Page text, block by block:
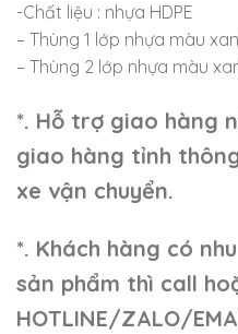
-Chất liệu : nhựa HDPE
– Thùng 1 lớp nhựa màu
– Thùng 2 lớp nhựa màu
*. Hỗ trợ giao hàng
giao hàng tỉnh
xe vận chuyển.
*. Khách hàng có
sản phẩm thì call
HOTLINE/ZALO/